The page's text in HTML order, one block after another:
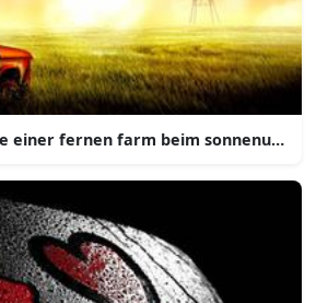
einer fernen farm beim